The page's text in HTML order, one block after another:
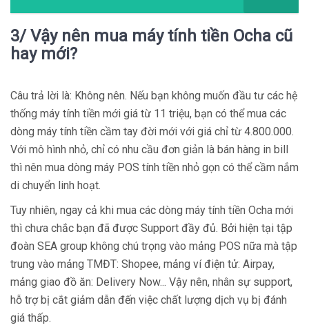
3/ Vậy nên mua máy tính tiền Ocha cũ
hay mới?
Câu trả lời là: Không nên. Nếu bạn không muốn đầu tư các hệ
thống máy tính tiền mới giá từ 11 triệu, bạn có thể mua các
dòng máy tính tiền cầm tay đời mới với giá chỉ từ 4.800.000.
Với mô hình nhỏ, chỉ có nhu cầu đơn giản là bán hàng in bill
thì nên mua dòng máy POS tính tiền nhỏ gọn có thể cầm nắm
di chuyển linh hoạt.
Tuy nhiên, ngay cả khi mua các dòng máy tính tiền Ocha mới
thì chưa chắc bạn đã được Support đầy đủ. Bởi hiện tại tập
đoàn SEA group không chú trọng vào mảng POS nữa mà tập
trung vào mảng TMĐT: Shopee, mảng ví điện tử: Airpay,
mảng giao đồ ăn: Delivery Now... Vậy nên, nhân sự support,
hỗ trợ bị cắt giảm dẫn đến việc chất lượng dịch vụ bị đánh
giá thấp.